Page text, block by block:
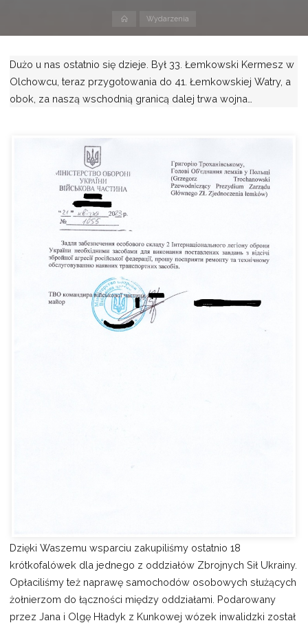
StronaWydarzenia
Dużo u nas ostatnio się dzieje. Był 33. Łemkowski Kermesz w
Olchowcu, teraz przygotowania do 41. Łemkowskiej Watry, a
obok, za naszą wschodnią granicą dalej trwa wojna…
Dzięki Waszemu wsparciu zakupiliśmy ostatnio 18
krótkofalówek dla jednego z oddziałów Zbrojnych Sił Ukrainy.
Opłaciliśmy też naprawę samochodów osobowych służących
żołnierzom do łączności między oddziałami. Podarowany
przez Jana i Olgę Hładyk z Kunkowej wózek inwalidzki został